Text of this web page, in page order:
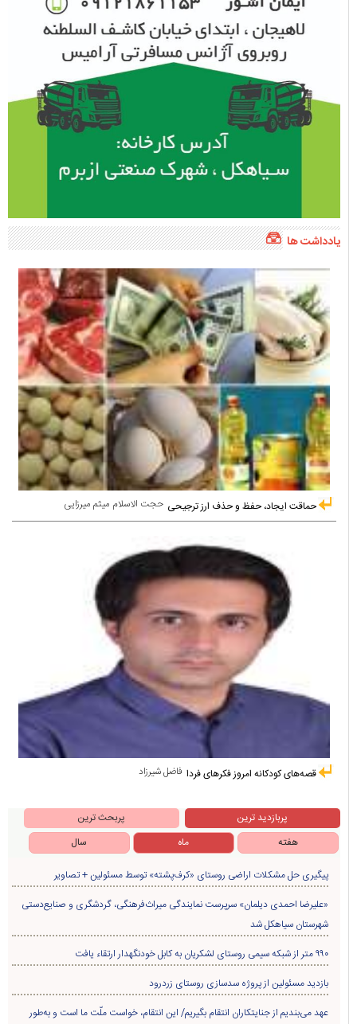
یادداشت ها
حجت الاسلام میثم میرزایی حماقت ایجاد، حفظ و حذف ارز ترجیحی
فاضل شیرزاد قصه‌های کودکانه امروز فکرهای فردا
پربازدید ترین
پربحث ترین
هفته
ماه سال
پیگیری حل مشکلات اراضی روستای «کرف‌پشته» توسط مسئولین + تصاویر
«علیرضا احمدی دیلمان» سرپرست نمایندگی میراث‌فرهنگی، گردشگری و صنایع‌دستی
شهرستان سیاهکل شد
۹۹۰ متر از شبکه سیمی روستای لشکریان به کابل خودنگهدار ارتقاء یافت
بازدید مسئولین از پروژه سدسازی روستای زردرود
عهد می‌بندیم از جنایتکاران انتقام بگیریم/ این انتقام، خواست ملّت ما است و به‌طور